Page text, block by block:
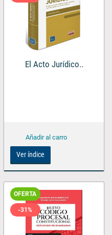
El Acto Jurídico..
Ver índice
OFERTA
-31%